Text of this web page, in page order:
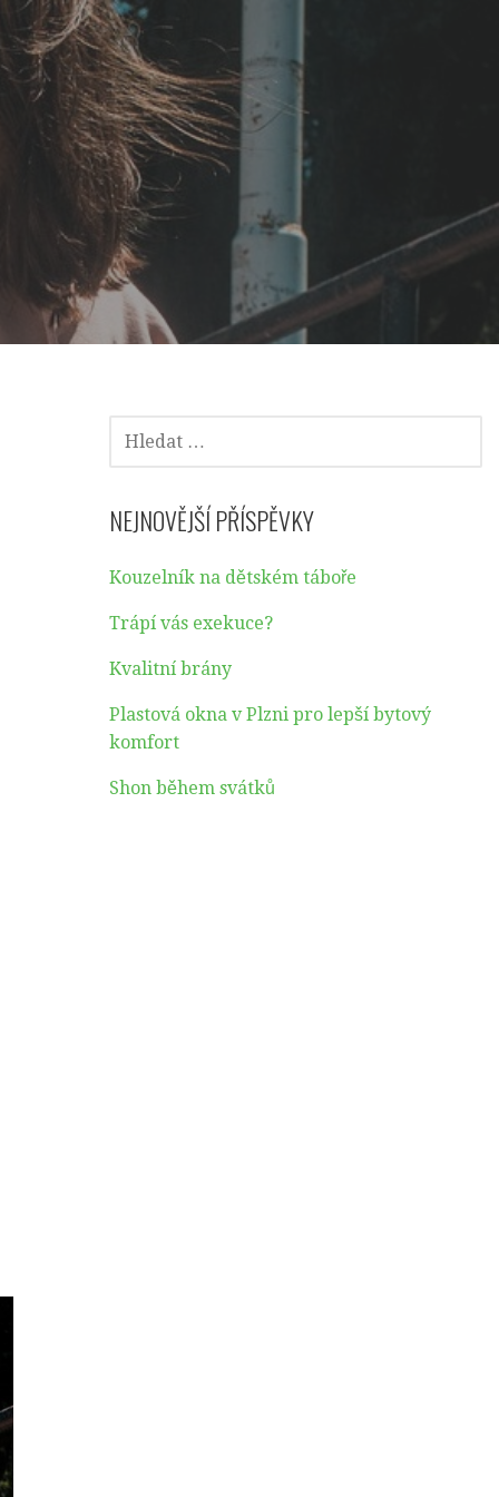
VYHLEDÁVÁNÍ
NEJNOVĚJŠÍ PŘÍSPĚVKY
Kouzelník na dětském táboře
Trápí vás exekuce?
Kvalitní brány
Plastová okna v Plzni pro lepší bytový
komfort
Shon během svátků